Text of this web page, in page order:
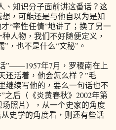
知识分子面前讲这番话？这
，可能还是与他自以为是知
“率性任情”地讲了；换了另一
人物，我们不好随便定义，
，也不是什么“文秘”。
年7月，罗稷南在上
还活着，他会怎么样？”毛
继续写他的，要么一句话也不
后（《炎黄春秋》2002年第
照片），从一个史家的角度
史学的角度看，则还有些话